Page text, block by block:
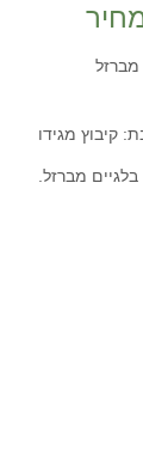
מברזל
קיבוץ מגידו
מברזל.